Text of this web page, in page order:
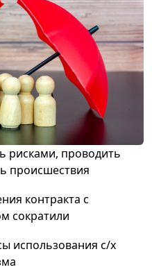
рисками, проводить
происшествия
контракта с
сократили
использования с/х